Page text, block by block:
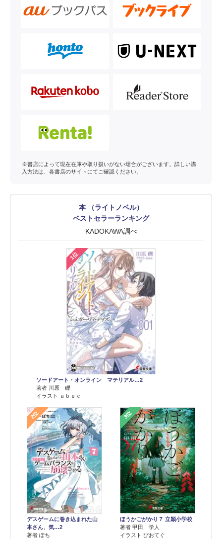
※書店によって現在在庫や取り扱いがない場合がございます。詳しい購
入方法は、各書店のサイトにてご確認ください。
本 （ライトノベル）
ベストセラーランキング
KADOKAWA調べ
1位
ソードアート・オンライン マテリアル…2
著者 川原 礫
イラスト ａｂｅｃ
2位
デスゲームに巻き込まれた山
本さん、気…2
著者 ぽち
3位
ほうかごがかり７ 立穎小学校
著者 甲田 学人
イラスト ぴおてぐ